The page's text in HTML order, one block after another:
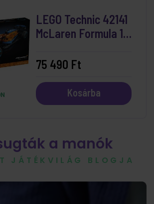
LEGO Technic 42141
McLaren Formula 1™
75 490 Ft
Kosárba
a manók
JÁTÉKVILÁG BLOGJA